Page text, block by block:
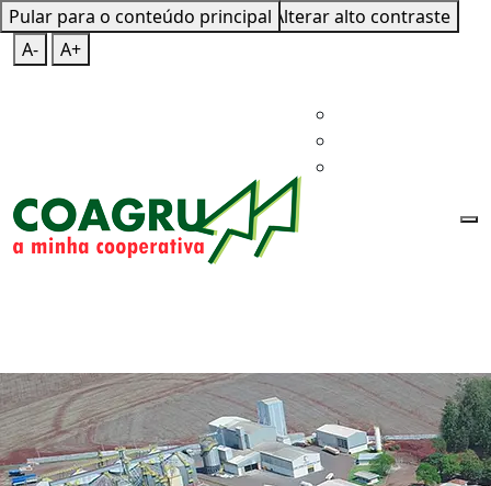
Pular para o conteúdo principal
Mapa do SiteTeclas de Atalho
Alterar alto contraste
A-
A+